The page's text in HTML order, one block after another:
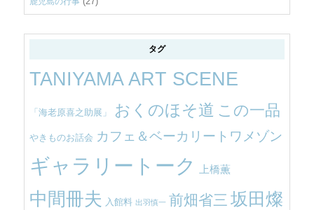
タグ
TANIYAMA ART SCENE
「海老原喜之助展」 おくのほそ道 この一品
やきものお話会 カフェ＆ベーカリートワメゾン
ギャラリートーク 上橋薫
中間冊夫 入館料 出羽慎一 前畑省三 坂田燦